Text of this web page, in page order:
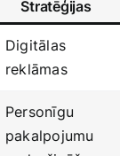
Stratēģijas
Digitālas
reklāmas
Personīgu
pakalpojumu